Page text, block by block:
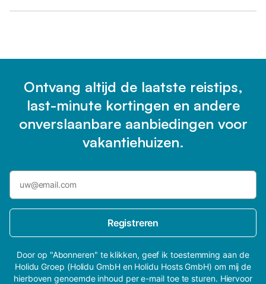
Ontvang altijd de laatste reistips,
last-minute kortingen en andere
onverslaanbare aanbiedingen voor
vakantiehuizen.
Registreren
Door op "Abonneren" te klikken, geef ik toestemming aan de
Holidu Groep (Holidu GmbH en Holidu Hosts GmbH) om mij de
hierboven genoemde inhoud per e-mail toe te sturen. Hiervoor